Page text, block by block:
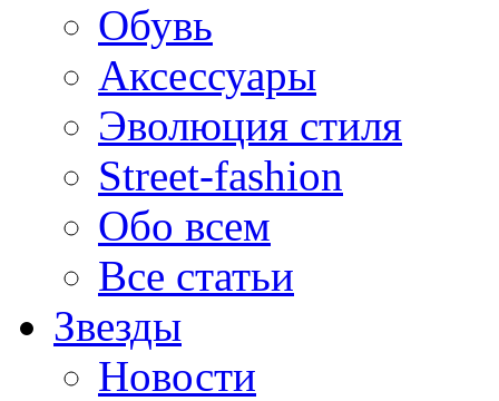
Обувь
Аксессуары
Эволюция стиля
Street-fashion
Обо всем
Все статьи
Звезды
Новости